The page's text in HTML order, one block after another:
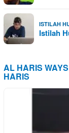
ISTILAH
Istilah
AL HARIS
HARIS